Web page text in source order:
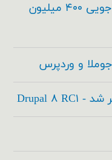
دروپال و آکوئیا برای صرفه جویی ۴۰۰ میلیون
و وردپرس